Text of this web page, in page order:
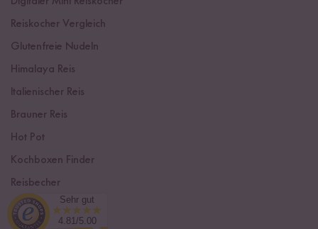
Reiskocher Vergleich
Glutenfreie Nudeln
Himalaya Reis
Italienischer Reis
Brauner Reis
Hot Pot
Kochboxen Finder
Reisbecher
Sushi Einsteiger Box
Sehr gut
4.81/5.00